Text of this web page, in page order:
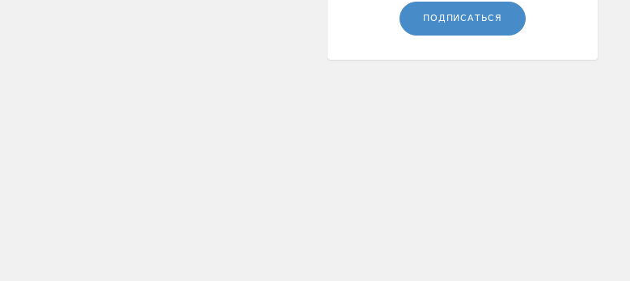
ПОДПИСАТЬСЯ